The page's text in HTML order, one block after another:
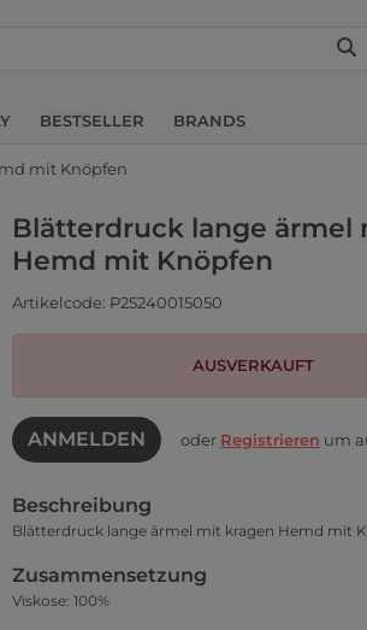
BESTSELLER BRANDS
mit Knöpfen
Blätterdruck lange ärmel
Hemd mit Knöpfen
Artikelcode: P25240015050
AUSVERKAUFT
ANMELDEN oder Registrieren um
Beschreibung
Blätterdruck lange ärmel mit kragen Hemd mit
Zusammensetzung
Viskose: 100%